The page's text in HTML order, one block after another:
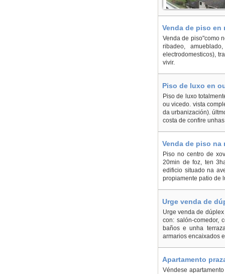
Venda de piso
Venda de piso"como
ribadeo,
electrodomesticos),
vivir.
Piso de luxo en
Piso de luxo
ou vicedo. vista
da urbanización).
costa de confire
Venda de piso na
Piso no centro de
20min de foz, ten
edificio situado na
propiamente patio de
Urge venda de
Urge venda de
con: salón-comedor,
baños e unha
armarios encaixados
Apartamento
Véndese